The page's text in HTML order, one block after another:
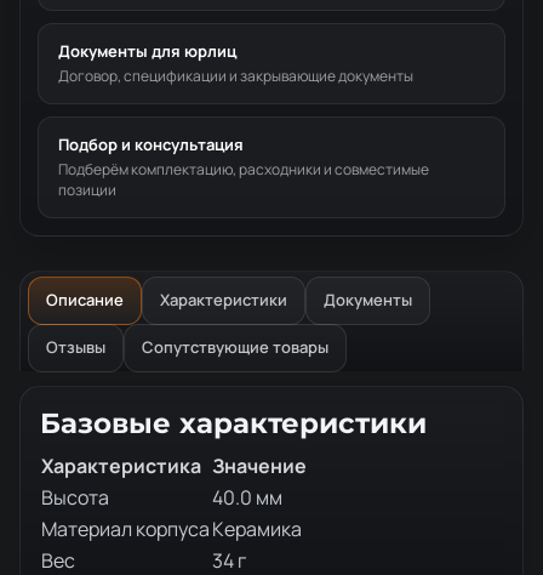
Документы для юрлиц
Договор, спецификации и закрывающие документы
Подбор и консультация
Подберём комплектацию, расходники и совместимые
позиции
Описание Характеристики Документы
Отзывы Сопутствующие товары
Описание товара
Базовые характеристики
Характеристика Значение
Высота
40.0 мм
Материал корпусаКерамика
Вес
34 г